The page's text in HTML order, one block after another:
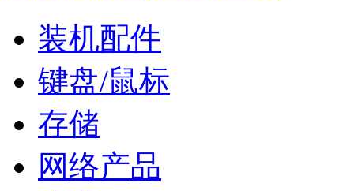
装机配件
键盘/鼠标
存储
网络产品